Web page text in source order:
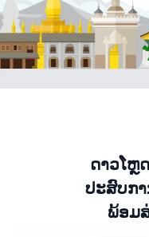
ດາວໂຫຼ
ປະສົບກ
ພ້ອມ